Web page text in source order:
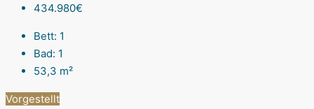
434.980€
Bett: 1
Bad: 1
53,3 m²
Vorgestellt